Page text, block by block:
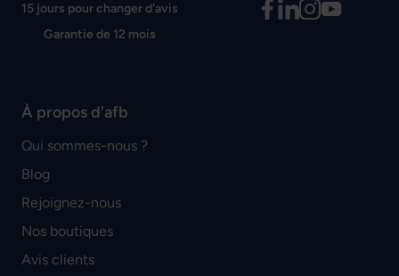
15 jours pour changer d'avis
Garantie de 12 mois
À propos d'afb
Qui sommes-nous ?
Blog
Rejoignez-nous
Nos boutiques
Avis clients